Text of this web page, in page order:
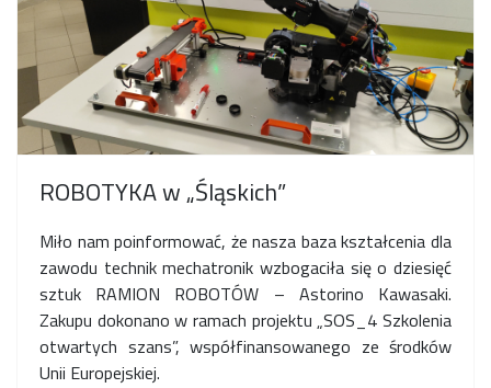
ROBOTYKA w „Śląskich”
Miło nam poinformować, że nasza baza kształcenia dla
zawodu technik mechatronik wzbogaciła się o dziesięć
sztuk RAMION ROBOTÓW – Astorino Kawasaki.
Zakupu dokonano w ramach projektu „SOS_4 Szkolenia
otwartych szans”, współfinansowanego ze środków
Unii Europejskiej.